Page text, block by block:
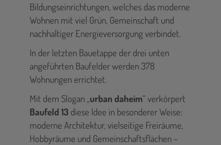
Bildungseinrichtungen, welches das moderne
Wohnen mit viel Grün, Gemeinschaft und
nachhaltiger Energieversorgung verbindet.
In der letzten Bauetappe der drei unten
angeführten Baufelder werden 378
Wohnungen errichtet.
Mit dem Slogan „urban daheim“ verkörpert
Baufeld 13 diese Idee in besonderer Weise:
moderne Architektur, vielseitige Freiräume,
Hobbyräume und Gemeinschaftsflächen –